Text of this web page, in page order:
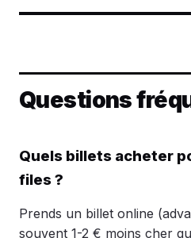
Questions
Quels billets acheter
files ?
Prends un billet online
souvent 1-2 € moins cher